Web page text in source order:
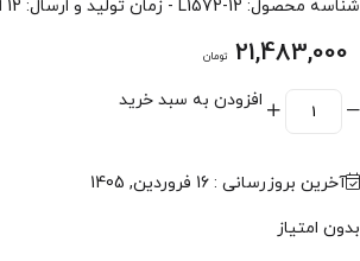
شناسه محصول: L1572-12 - زمان تولید و ارسال: 12 الی 18 روزکاری
21,483,000 تومان
افزودن به سبد خرید
آخرین بروزرسانی : 16 فروردین, 1405
بدون امتیاز